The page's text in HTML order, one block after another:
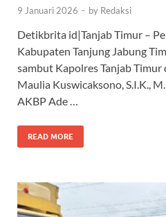
9 Januari 2026 - by Redaksi
Detikbrita id|Tanjab Timur –
Kabupaten Tanjung Jabung
sambut Kapolres Tanjab
Maulia Kuswicaksono, S.I.K.,
AKBP Ade …
READ MORE